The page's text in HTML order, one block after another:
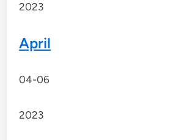
2023
April
04-06
2023